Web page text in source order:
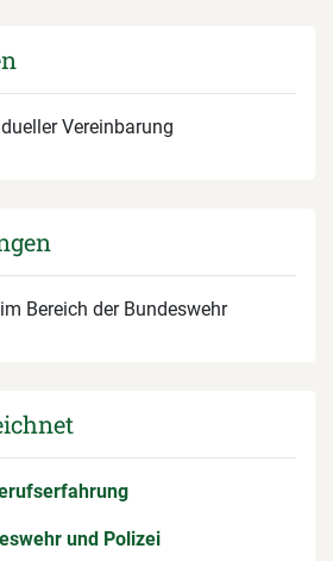
Vereinbarung
Bereich der Bundeswehr
und Polizei